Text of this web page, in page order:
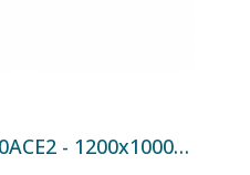
Caisse palette 70-630ACE2 - 1200x1000x760 mm - 630 L Rouge